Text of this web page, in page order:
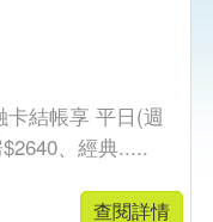
結帳享 平日(週
、經典.....
查閱詳情